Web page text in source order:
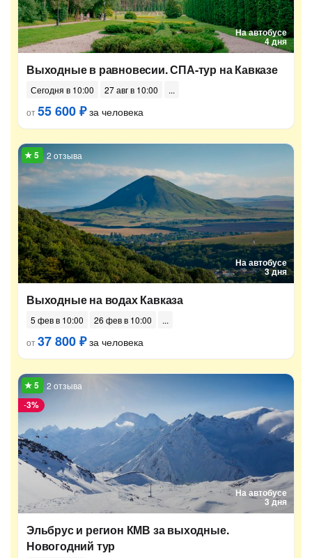
На автобусе
4 дня
Выходные в равновесии. СПА-тур на Кавказе
Сегодня в 10:00
27 авг в 10:00
от55 600 ₽за человека
На автобусе
3 дня
2 отзыва
Выходные на водах Кавказа
5 фев в 10:00
26 фев в 10:00
от37 800 ₽за человека
На автобусе
3 дня
-3%
2 отзыва
Эльбрус и регион КМВ за выходные.
Новогодний тур